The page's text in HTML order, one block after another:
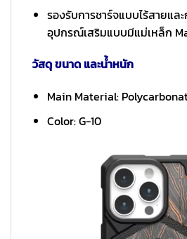
รองรับการชาร์จแบบไร้สายแล
อุปกรณ์เสริมแบบมีแม่เหล็ก
วัสดุ ขนาด และน้ำหนัก
Main Material:
Color: G-10